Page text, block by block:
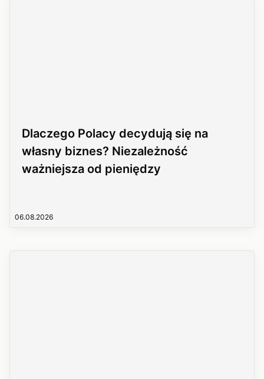
Dlaczego Polacy decydują się na
własny biznes? Niezależność
ważniejsza od pieniędzy
06.08.2026